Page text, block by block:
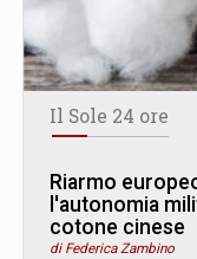
Il Sole 24 ore
Riarmo
l'autonomia
cotone cinese
di Federica Zambino